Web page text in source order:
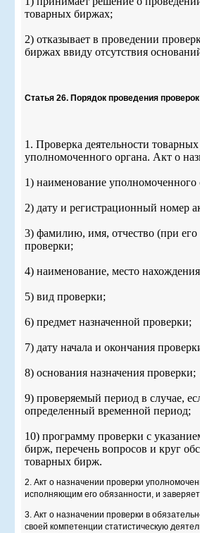
товарных биржах;
2) отказывает в проведении
биржах ввиду отсутствия
Статья 26. Порядок проведения
1. Проверка деятельности
уполномоченного органа. Акт о
1) наименование уполномоченного
2) дату и регистрационный номер
3) фамилию, имя, отчество (при
проверки;
4) наименование, место
5) вид проверки;
6) предмет назначенной проверки;
7) дату начала и окончания
8) основания назначения проверки;
9) проверяемый период в случае,
определенный временной период;
10) программу проверки с
бирж, перечень вопросов и круг
товарных бирж.
2. Акт о назначении проверки
исполняющим его обязанности, и
3. Акт о назначении проверки в
своей компетенции статистическую